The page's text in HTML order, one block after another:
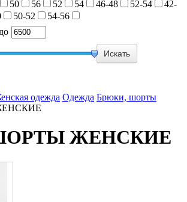
50 56 52 54 46-48 52-54
42-
50-52
54-56
до
одежда Одежда Брюки, шорты
ШОРТЫ ЖЕНСКИЕ